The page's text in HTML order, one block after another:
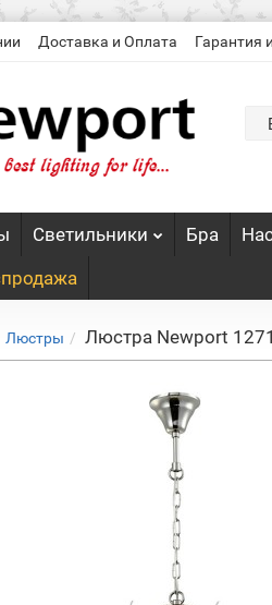
Доставка и Оплата Гарантия
Светильники Бра
Люстры Люстра Newport